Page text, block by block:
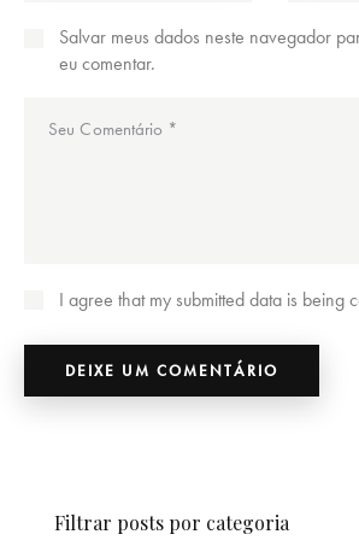
Salvar meus dados neste navegador
eu comentar.
I agree that my submitted data is being
Filtrar posts por categoria